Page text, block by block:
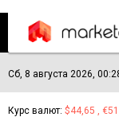
Сб, 8 августа 2026,
Курс валют: $44,65 ,